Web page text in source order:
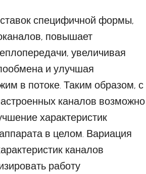
специфичной формы,
повышает
увеличивая
и улучшая
в потоке. Таким образом, с
каналов возможно
характеристик
в целом. Вариация
каналов
работу